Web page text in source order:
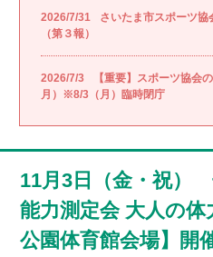
2026/7/31
さいたま市スポーツ協
（第３報）
2026/7/3
【重要】スポーツ協会
月）※8/3（月）臨時閉庁
11月3日（金・祝）
能力測定会 大人の
公園体育館会場】開